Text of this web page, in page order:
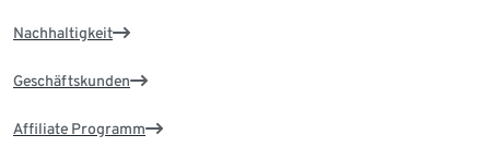
Nachhaltigkeit
Geschäftskunden
Affiliate Programm